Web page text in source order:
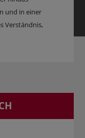
und in einer
Verständnis,